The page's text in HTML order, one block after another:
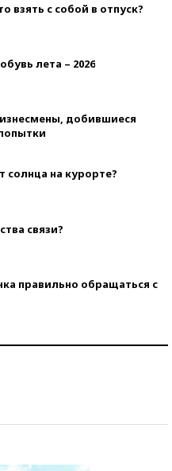
взять с собой в отпуск?
лета – 2026
добившиеся
солнца на курорте?
связи?
правильно обращаться с